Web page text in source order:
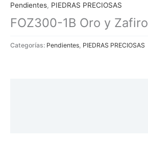
Pendientes, PIEDRAS PRECIOSAS
FOZ300-1B Oro y Zafiro
Categorías: Pendientes PIEDRAS PRECIOSAS